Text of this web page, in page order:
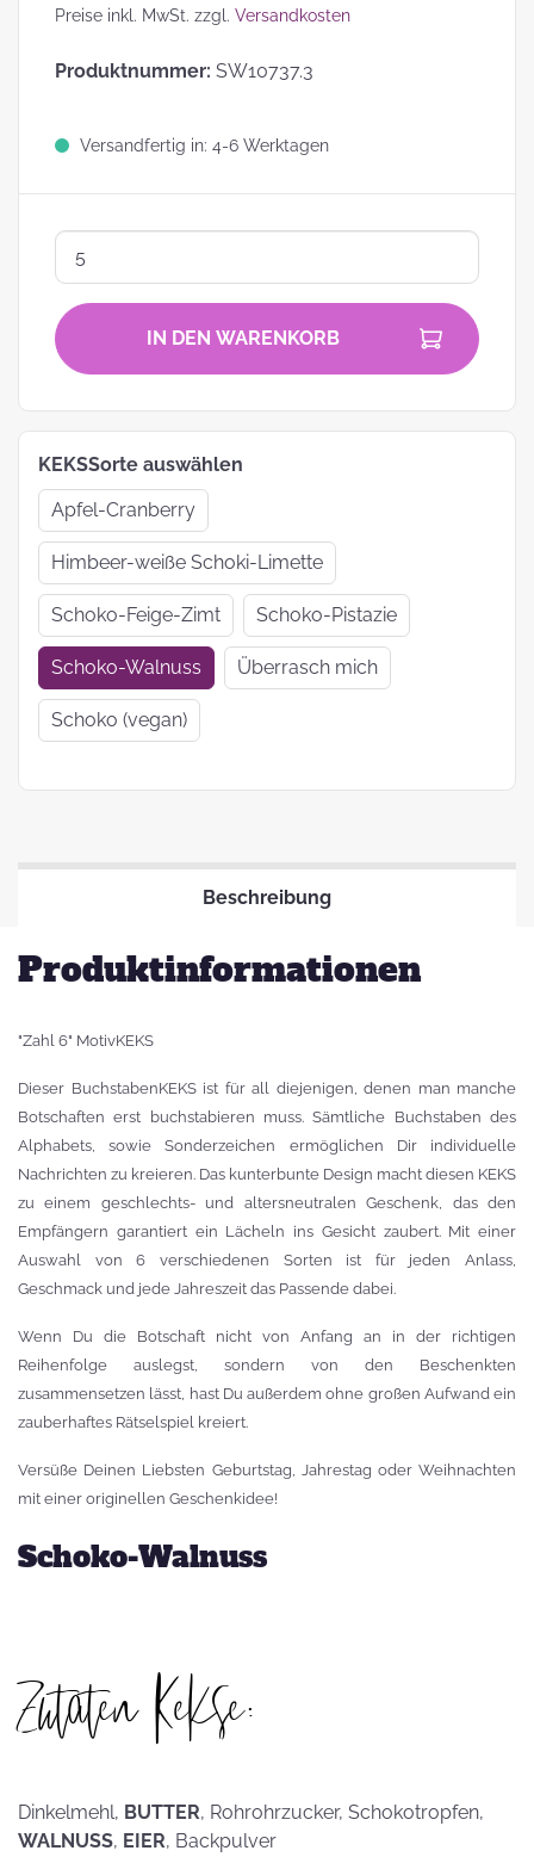
Preise inkl. MwSt. zzgl. Versandkosten
Produktnummer: SW10737.3
Versandfertig in: 4-6 Werktagen
IN DEN WARENKORB
KEKSSorte auswählen
Apfel-Cranberry
Himbeer-weiße Schoki-Limette
Schoko-Feige-Zimt Schoko-Pistazie
Schoko-Walnuss Überrasch mich
Schoko (vegan)
Beschreibung
Produktinformationen
"Zahl 6" MotivKEKS
Dieser BuchstabenKEKS ist für all diejenigen, denen man manche
Botschaften erst buchstabieren muss. Sämtliche Buchstaben des
Alphabets, sowie Sonderzeichen ermöglichen Dir individuelle
Nachrichten zu kreieren. Das kunterbunte Design macht diesen KEKS
zu einem geschlechts- und altersneutralen Geschenk, das den
Empfängern garantiert ein Lächeln ins Gesicht zaubert. Mit einer
Auswahl von 6 verschiedenen Sorten ist für jeden Anlass,
Geschmack und jede Jahreszeit das Passende dabei.
Wenn Du die Botschaft nicht von Anfang an in der richtigen
Reihenfolge auslegst, sondern von den Beschenkten
zusammensetzen lässt, hast Du außerdem ohne großen Aufwand ein
zauberhaftes Rätselspiel kreiert.
Versüße Deinen Liebsten Geburtstag, Jahrestag oder Weihnachten
mit einer originellen Geschenkidee!
Schoko-Walnuss
Zutaten Kekse:
Dinkelmehl, BUTTER, Rohrohrzucker, Schokotropfen,
WALNUSS, EIER, Backpulver